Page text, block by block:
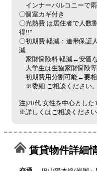
インナーバルコニーで
〇個室カギ付き
〇光熱費 は居住者で人数
得!!”
〇初期費 軽減：連帯保証
減
家財保険料 軽減←安価
大学生は生協家財保険
初期費用分割可能←要
※委細 ご相談ください。
注)20代 女性を中心とした
※詳しくはご相談ください
賃貸物件詳細